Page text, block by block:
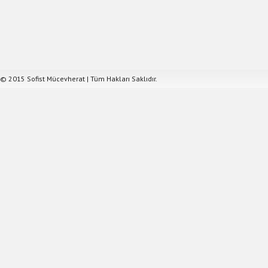
© 2015 Sofist Mücevherat | Tüm Hakları Saklıdır.